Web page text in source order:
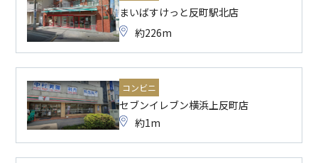
まいばすけっと反町駅北店
約226m
コンビニ
セブンイレブン横浜上反町店
約1m